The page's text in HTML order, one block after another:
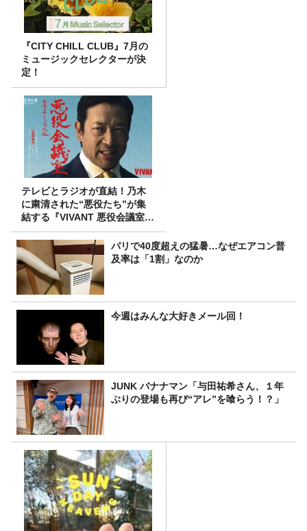
『CITY CHILL CLUB』7月の
ミュージックセレクターが決
定！
テレビとラジオが直結！乃木
に粛清された“悪役たち”が集
結する『VIVANT 悪役会議室』
7/26(日)23時スタート！
パリで40度超えの猛暑…なぜエアコン普
及率は「1割」なのか
今週はみんな大好きメール回！
JUNK バナナマン「与田祐希さん、１年
ぶりの登場も再び“アレ”を喰らう！？」